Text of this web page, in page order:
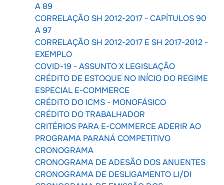
A 89
CORRELAÇÃO SH 2012-2017 - CAPÍTULOS 90
A 97
CORRELAÇÃO SH 2012-2017 E SH 2017-2012 -
EXEMPLO
COVID-19 - ASSUNTO X LEGISLAÇÃO
CRÉDITO DE ESTOQUE NO INÍCIO DO REGIME
ESPECIAL E-COMMERCE
CRÉDITO DO ICMS - MONOFÁSICO
CRÉDITO DO TRABALHADOR
CRITÉRIOS PARA E-COMMERCE ADERIR AO
PROGRAMA PARANÁ COMPETITIVO
CRONOGRAMA
CRONOGRAMA DE ADESÃO DOS ANUENTES
CRONOGRAMA DE DESLIGAMENTO LI/DI